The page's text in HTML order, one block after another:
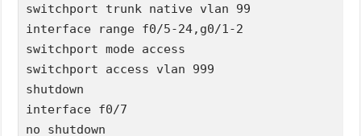
switchport trunk native vlan 99
interface range f0/5-24,g0/1-2
switchport mode access
switchport access vlan 999
shutdown
interface f0/7
no shutdown